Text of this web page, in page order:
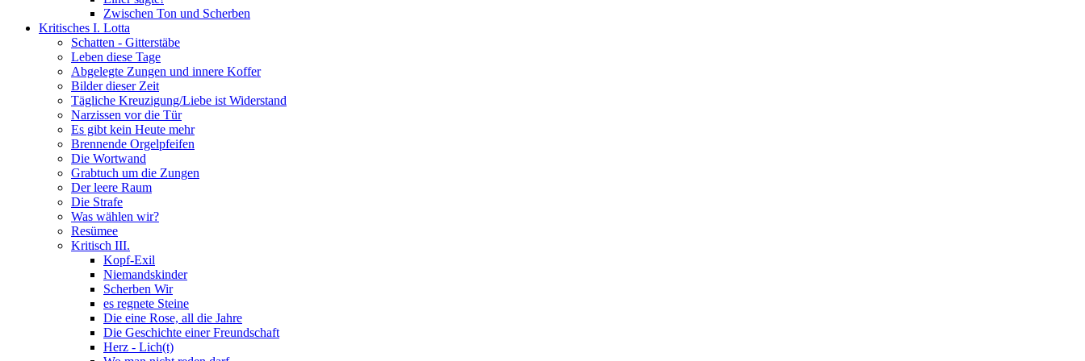
Zwischen Ton und Scherben
Kritisches I. Lotta
Schatten - Gitterstäbe
Leben diese Tage
Abgelegte Zungen und innere Koffer
Bilder dieser Zeit
Tägliche Kreuzigung/Liebe ist Widerstand
Narzissen vor die Tür
Es gibt kein Heute mehr
Brennende Orgelpfeifen
Die Wortwand
Grabtuch um die Zungen
Der leere Raum
Die Strafe
Was wählen wir?
Resümee
Kritisch III.
Kopf-Exil
Niemandskinder
Scherben Wir
es regnete Steine
Die eine Rose, all die Jahre
Die Geschichte einer Freundschaft
Herz - Lich(t)